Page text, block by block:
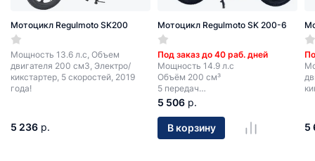
Мотоцикл Regulmoto SK200
Мощность 13.6 л.с, Объем
двигателя 200 см3, Электро/
кикстартер, 5 скоростей, 2019
года!
5 236 р.
Мотоцикл Regulmoto SK 200-6
Под заказ до 40 раб. дней
Мощность 14.9 л.с
Объём 200 см³
5 передач
Электростартер + кик-стартер
5 506 р.
В корзину 5